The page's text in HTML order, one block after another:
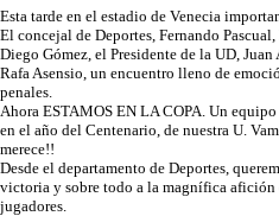
Esta tarde en el estadio de Venecia
El concejal de Deportes, Fernando
Diego Gómez, el Presidente de la UD,
Rafa Asensio, un encuentro lleno de
penales.
Ahora ESTAMOS EN LA COPA. Un
en el año del Centenario, de nuestra U.
merece!!
Desde el departamento de Deportes,
victoria y sobre todo a la magnífica afición
jugadores.